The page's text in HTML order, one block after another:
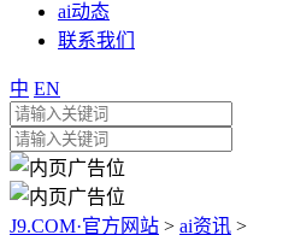
ai动态
联系我们
中 EN
J9.COM·官方网站 > ai资讯 >